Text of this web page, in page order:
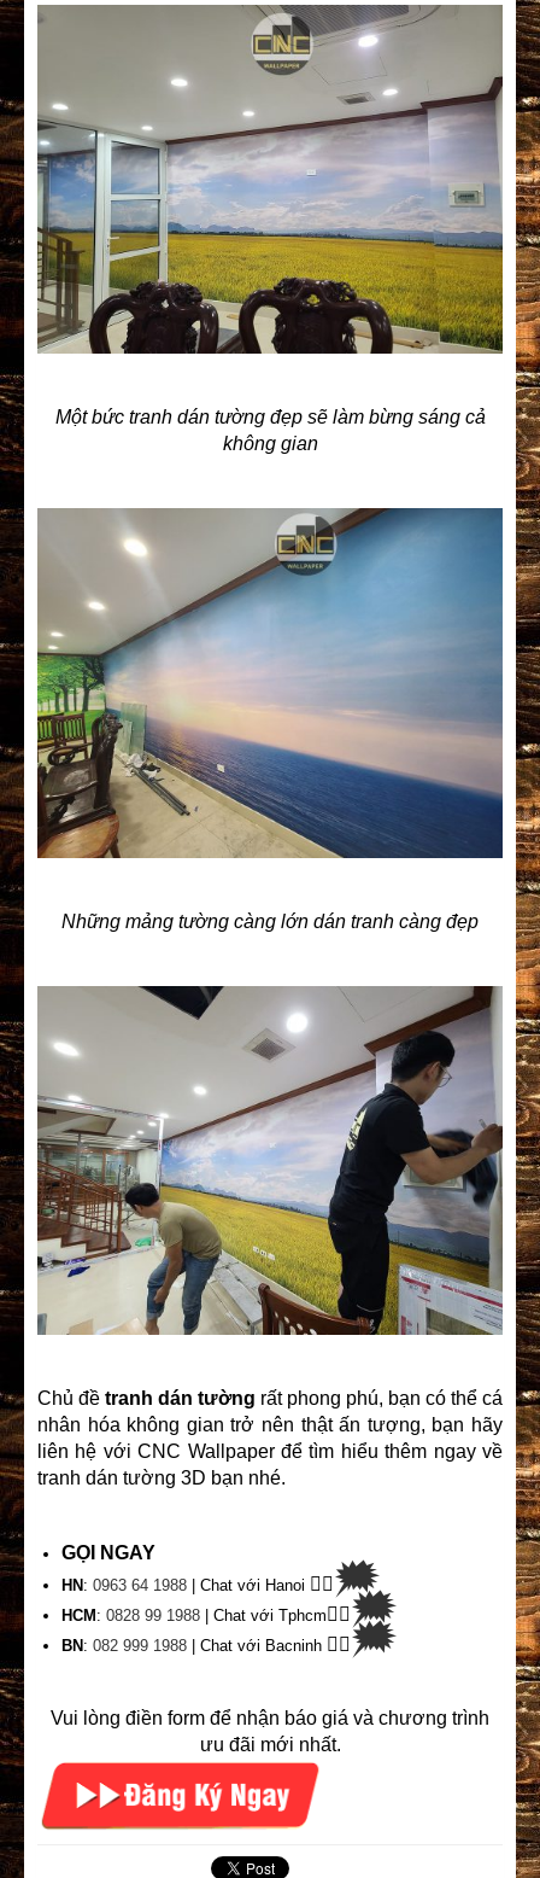
Một bức tranh dán tường đẹp sẽ làm bừng sáng cả
không gian
Những mảng tường càng lớn dán tranh càng đẹp
Chủ đề tranh dán tường rất phong phú, bạn có thể cá
nhân hóa không gian trở nên thật ấn tượng, bạn hãy
liên hệ với CNC Wallpaper để tìm hiểu thêm ngay về
tranh dán tường 3D bạn nhé.
GỌI NGAY
HN : 0963 64 1988 | Chat với Hanoi 👉🏽🗯
HCM : 0828 99 1988 | Chat với Tphcm 👉🏽🗯
BN : 082 999 1988 | Chat với Bacninh 👉🏽🗯
Vui lòng điền form để nhận báo giá và chương trình
ưu đãi mới nhất.